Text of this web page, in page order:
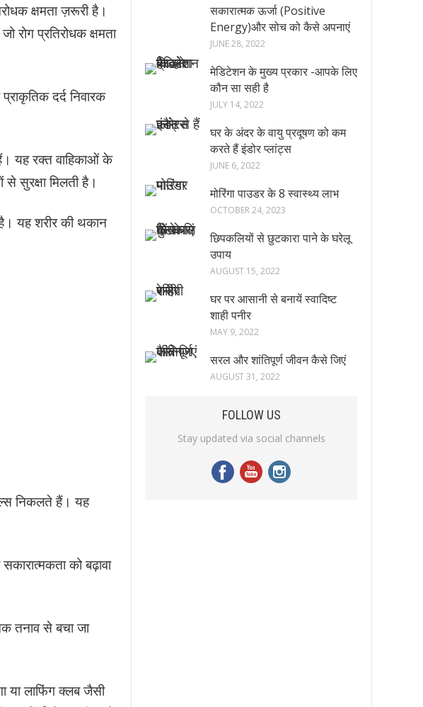
क्षमता ज़रूरी है।
रोग प्रतिरोधक क्षमता
दर्द निवारक
यह रक्त वाहिकाओं के
सुरक्षा मिलती है।
यह शरीर की थकान
निकलते हैं। यह
को बढ़ावा
तनाव से बचा जा
या लाफिंग क्लब जैसी
सकारात्मक ऊर्जा (Positive
Energy)और सोच को कैसे अपनाएं
JUNE 28, 2022
मेडिटेशन के मुख्य प्रकार -आपके लिए
कौन सा सही है
JULY 14, 2022
घर के अंदर के वायु प्रदूषण को कम
करते हैं इंडोर प्लांट्स
JUNE 6, 2022
मोरिंगा पाउडर के 8 स्वास्थ्य लाभ
OCTOBER 24, 2023
छिपकलियों से छुटकारा पाने के घरेलू
उपाय
AUGUST 15, 2022
घर पर आसानी से बनायें स्वादिष्ट
शाही पनीर
MAY 9, 2022
सरल और शांतिपूर्ण जीवन कैसे जिएं
AUGUST 31, 2022
FOLLOW US
Stay updated via social channels